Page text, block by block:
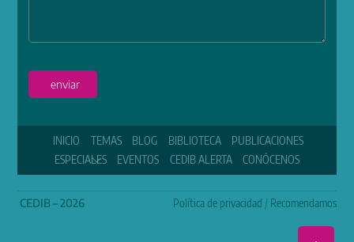
enviar
INICIO TEMAS BLOG BIBLIOTECA
PUBLICACIONES
ESPECIALES
EVENTOS CEDIB ALERTA CONÓCENOS
CEDIB – 2026 Política de privacidad / Recomendamos